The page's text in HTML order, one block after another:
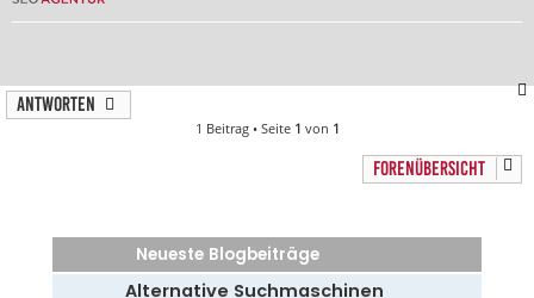
Antworten
1 Beitrag • Seite 1 von 1
FORENÜBERSICHT
Neueste Blogbeiträge
Alternative Suchmaschinen